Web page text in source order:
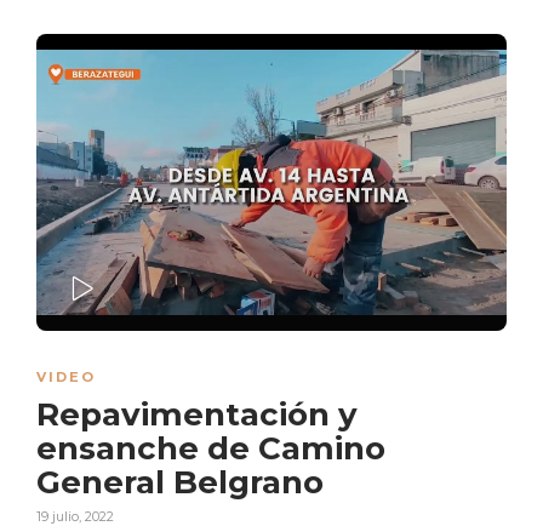
VIDEO
Repavimentación y
ensanche de Camino
General Belgrano
19 julio, 2022